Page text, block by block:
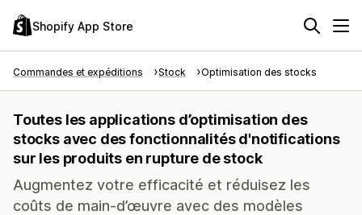
Shopify App Store
Commandes et expéditions Stock Optimisation des stocks
Toutes les applications d’optimisation des
stocks avec des fonctionnalités d'notifications
sur les produits en rupture de stock
Augmentez votre efficacité et réduisez les
coûts de main-d’œuvre avec des modèles